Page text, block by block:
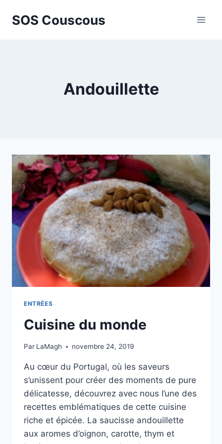
SOS Couscous
Andouillette
ENTRÉES
Cuisine du monde
Par LaMagh novembre 24, 2019
Au cœur du Portugal, où les saveurs
s’unissent pour créer des moments de pure
délicatesse, découvrez avec nous l’une des
recettes emblématiques de cette cuisine
riche et épicée. La saucisse andouillette
aux aromes d’oignon, carotte, thym et